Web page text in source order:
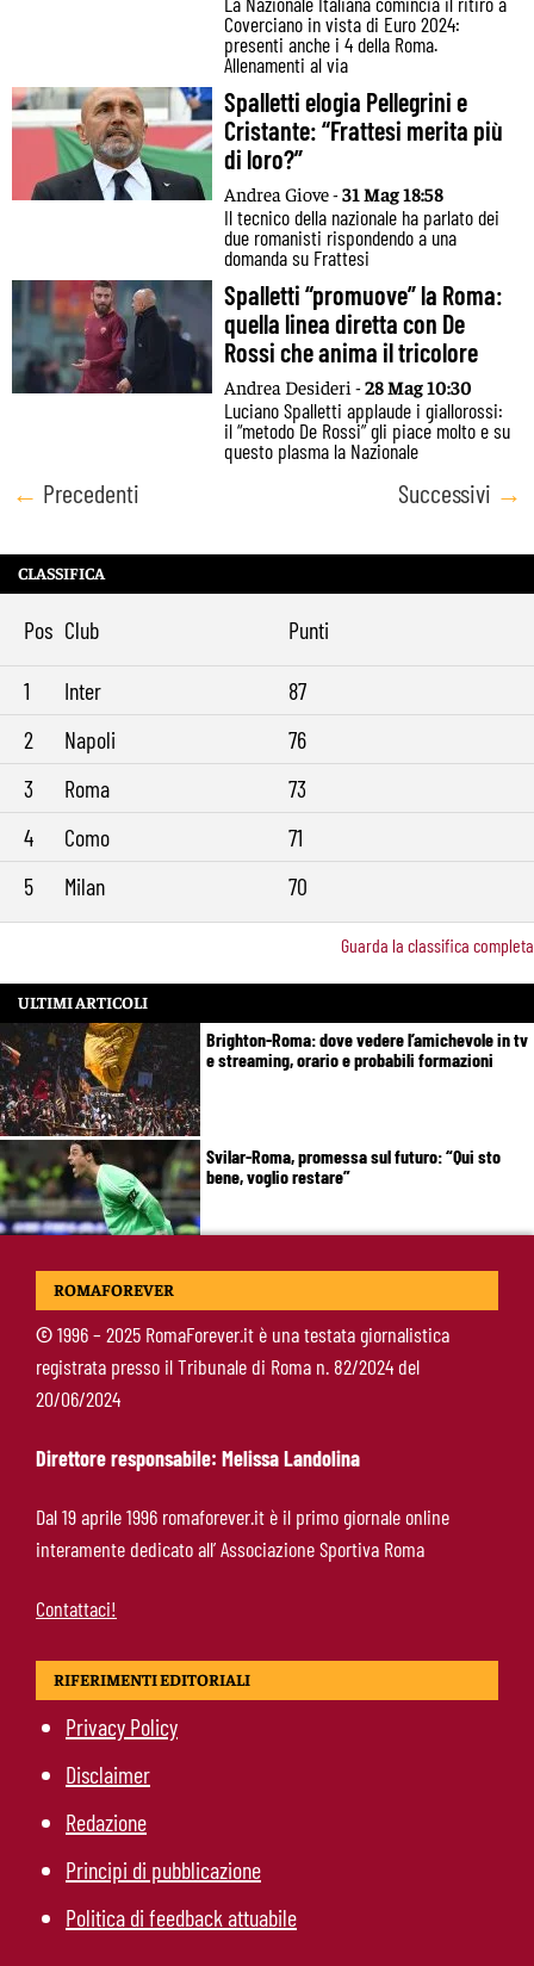
Coverciano in vista di Euro 2024:
presenti anche i 4 della Roma.
Allenamenti al via
Spalletti elogia Pellegrini e
Cristante: “Frattesi merita più
di loro?”
Andrea Giove -31 Mag 18:58
Il tecnico della nazionale ha parlato dei
due romanisti rispondendo a una
domanda su Frattesi
Spalletti “promuove” la Roma:
quella linea diretta con De
Rossi che anima il tricolore
Andrea Desideri -28 Mag 10:30
Luciano Spalletti applaude i giallorossi:
il “metodo De Rossi” gli piace molto e su
questo plasma la Nazionale
Posts
navigation
← Precedenti Successivi →
CLASSIFICA
Pos Club Punti
1 Inter
87
2
Napoli
76
3
Roma
73
4
Como
71
5
Milan 70
Guarda la classifica completa
ULTIMI ARTICOLI
Brighton-Roma: dove vedere l’amichevole in tv
e streaming, orario e probabili formazioni
Svilar-Roma, promessa sul futuro: “Qui sto
bene, voglio restare”
Castro-Roma, messaggio Scudetto: “Non sono
Manfrè-Roma, nuova era nel vivaio: raccoglie
l’eredità di Bruno Conti
ROMAFOREVER
©1996 – 2025 RomaForever.it è una testata giornalistica
registrata presso il Tribunale di Roma n. 82/2024 del
20/06/2024
Direttore responsabile: Melissa Landolina
Dal 19 aprile 1996 romaforever.it è il primo giornale online
interamente dedicato all’ Associazione Sportiva Roma
Contattaci!
RIFERIMENTI EDITORIALI
Privacy Policy
Disclaimer
Redazione
Principi di pubblicazione
Politica di feedback attuabile